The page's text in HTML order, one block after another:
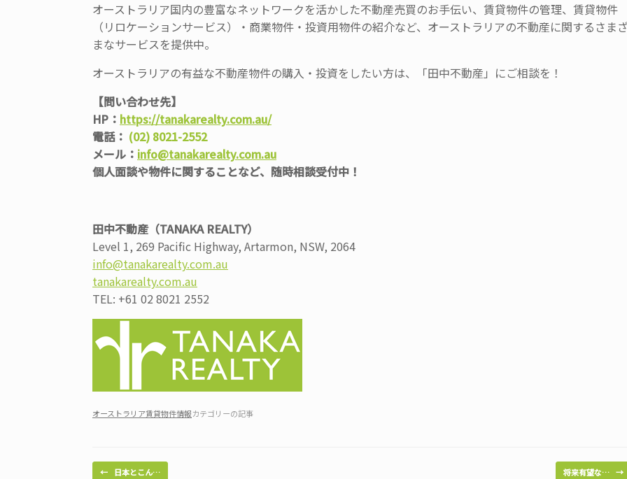
オーストラリア国内の豊富なネットワークを活かした不動産売買のお手伝い、賃貸物件の管理、賃貸物件
（リロケーションサービス）・商業物件・投資用物件の紹介など、オーストラリアの不動産に関するさま
まなサービスを提供中。
オーストラリアの有益な不動産物件の購入・投資をしたい方は、「田中不動産」にご相談を！
【問い合わせ先】
HP： https://tanakarealty.com.au/
電話： (02) 8021-2552
メール： info@tanakarealty.com.au
個人面談や物件に関することなど、随時相談受付中！
田中不動産（TANAKA REALTY）
Level 1, 269 Pacific Highway, Artarmon, NSW, 2064
info@tanakarealty.com.au
tanakarealty.com.au
TEL: +61 02 8021 2552
オーストラリア賃貸物件情報カテゴリーの記事
投稿ナビゲーション
← 日本とこん… 将来有望な… →